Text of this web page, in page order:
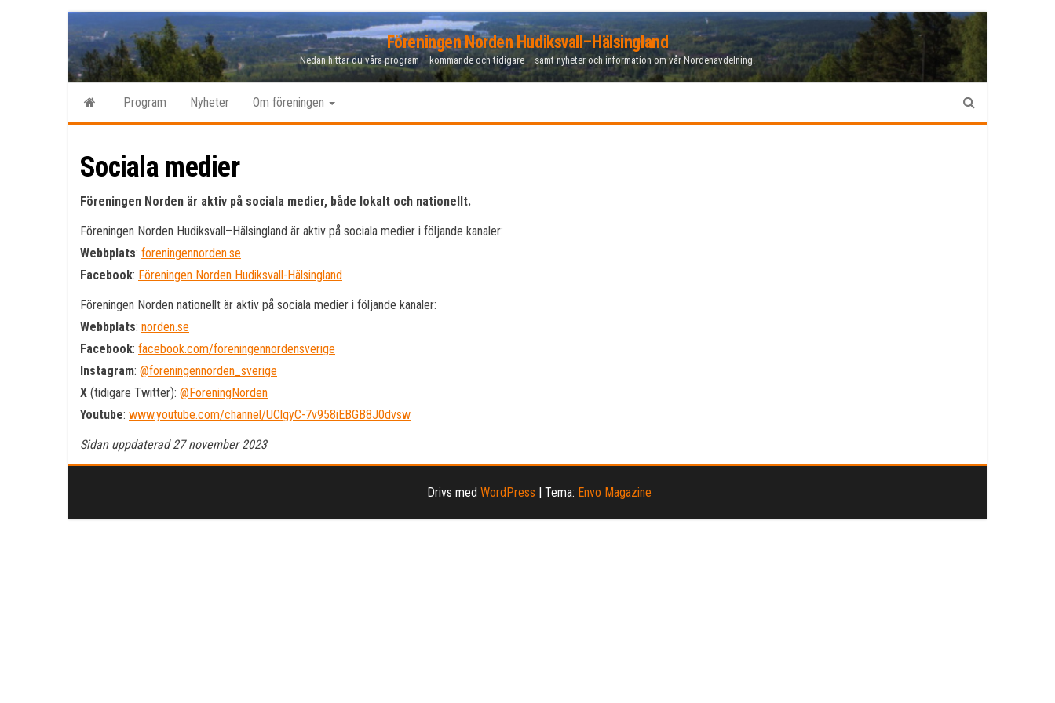
Hoppa
till
innehåll
Föreningen Norden Hudiksvall–Hälsingland
Nedan hittar du våra program – kommande och tidigare – samt nyheter och information om vår Nordenavdelning.
Program Nyheter Om föreningen
Sociala medier
Föreningen Norden är aktiv på sociala medier, både lokalt och nationellt.
Föreningen Norden Hudiksvall–Hälsingland är aktiv på sociala medier i följande kanaler:
Webbplats: foreningennorden.se
Facebook: Föreningen Norden Hudiksvall-Hälsingland
Föreningen Norden nationellt är aktiv på sociala medier i följande kanaler:
Webbplats: norden.se
Facebook: facebook.com/foreningennordensverige
Instagram: @foreningennorden_sverige
X (tidigare Twitter): @ForeningNorden
Youtube: www.youtube.com/channel/UClgyC-7v958iEBGB8J0dvsw
Sidan uppdaterad 27 november 2023
Drivs med WordPress | Tema: Envo Magazine